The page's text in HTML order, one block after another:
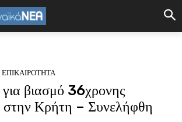
ΕΠΙΚΑΙΡΟΤΗΤΑ
βιασμό 36χρονης
στην Κρήτη – Συνελήφθη